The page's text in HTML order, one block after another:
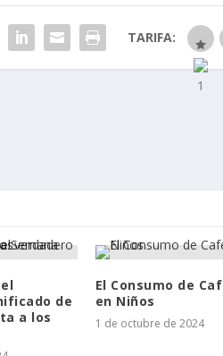
TARIFA:
de
a los
El Consumo de
en Niños
1 de octubre de 2024